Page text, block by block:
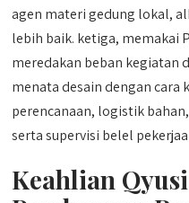
agen materi gedung lokal,
lebih baik. ketiga, memakai
meredakan beban kegiatan
menata desain dengan cara
perencanaan, logistik
serta supervisi belel
Keahlian